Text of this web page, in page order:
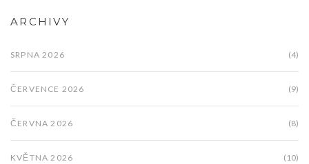
ARCHIVY
SRPNA 2026 (4)
ČERVENCE 2026 (9)
ČERVNA 2026 (8)
KVĚTNA 2026 (10)